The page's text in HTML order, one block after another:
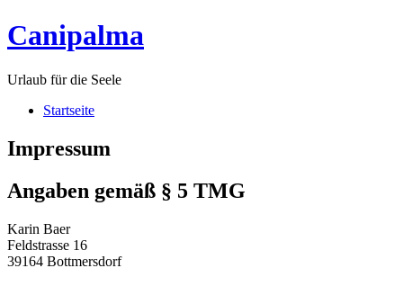
Skip
to
Canipalma
Urlaub für die Seele
Startseite
Impressum
Angaben gemäß § 5 TMG
Karin Baer
Feldstrasse 16
39164 Bottmersdorf